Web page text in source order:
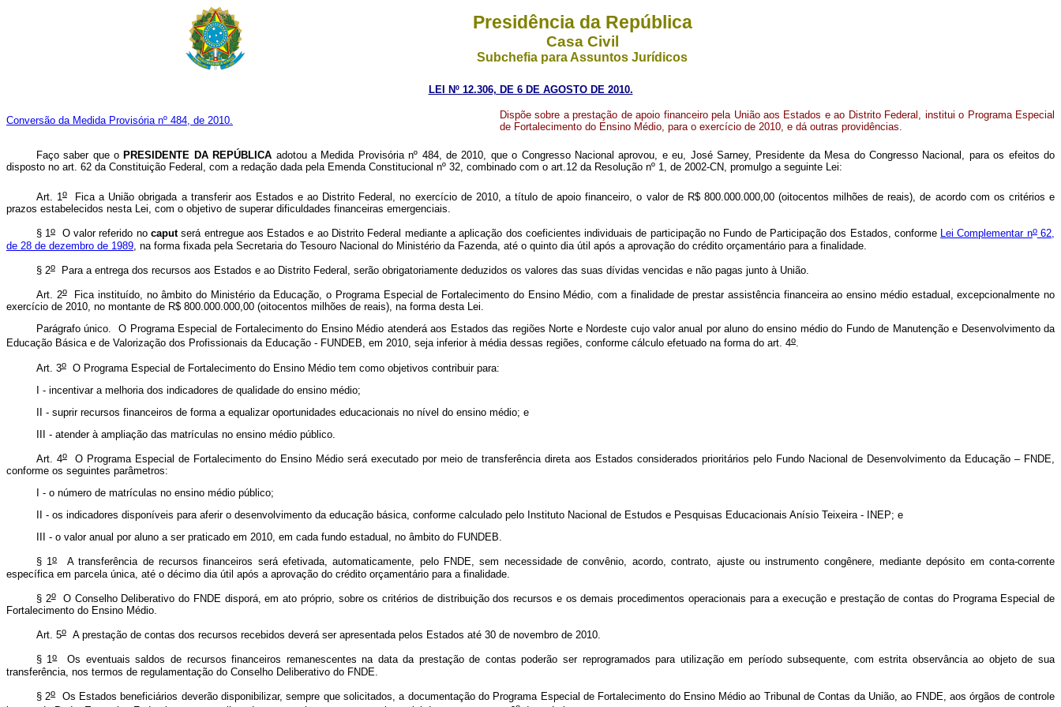
Presidência da República
Casa Civil
Subchefia para Assuntos Jurídicos
LEI Nº 12.306, DE 6 DE AGOSTO DE 2010.
Conversão da Medida Provisória nº 484, de 2010.
Dispõe sobre a prestação de apoio financeiro pela União aos Estados e ao Distrito Federal, institui o Programa Especial
de Fortalecimento do Ensino Médio, para o exercício de 2010, e dá outras providências.
Faço saber que o PRESIDENTE DA REPÚBLICA adotou a Medida Provisória nº 484, de 2010, que o Congresso Nacional aprovou, e eu, José Sarney, Presidente da Mesa do Congresso Nacional, para os efeitos do
disposto no art. 62 da Constituição Federal, com a redação dada pela Emenda Constitucional nº 32, combinado com o art.12 da Resolução nº 1, de 2002-CN, promulgo a seguinte Lei:
Art. 1oFica a União obrigada a transferir aos Estados e ao Distrito Federal, no exercício de 2010, a título de apoio financeiro, o valor de R$ 800.000.000,00 (oitocentos milhões de reais), de acordo com os critérios e
prazos estabelecidos nesta Lei, com o objetivo de superar dificuldades financeiras emergenciais.
§ 1o O valor referido no caputserá entregue aos Estados e ao Distrito Federal mediante a aplicação dos coeficientes individuais de participação no Fundo de Participação dos Estados, conforme Lei Complementar no62,
de 28 de dezembro de 1989 , na forma fixada pela Secretaria do Tesouro Nacional do Ministério da Fazenda, até o quinto dia útil após a aprovação do crédito orçamentário para a finalidade.
§ 2oPara a entrega dos recursos aos Estados e ao Distrito Federal, serão obrigatoriamente deduzidos os valores das suas dívidas vencidas e não pagas junto à União.
Art. 2oFica instituído, no âmbito do Ministério da Educação, o Programa Especial de Fortalecimento do Ensino Médio, com a finalidade de prestar assistência financeira ao ensino médio estadual, excepcionalmente no
exercício de 2010, no montante de R$ 800.000.000,00 (oitocentos milhões de reais), na forma desta Lei.
Parágrafo único. O Programa Especial de Fortalecimento do Ensino Médio atenderá aos Estados das regiões Norte e Nordeste cujo valor anual por aluno do ensino médio do Fundo de Manutenção e Desenvolvimento da
Educação Básica e de Valorização dos Profissionais da Educação - FUNDEB, em 2010, seja inferior à média dessas regiões, conforme cálculo efetuado na forma do art. 4o.
Art. 3oO Programa Especial de Fortalecimento do Ensino Médio tem como objetivos contribuir para:
I - incentivar a melhoria dos indicadores de qualidade do ensino médio;
II - suprir recursos financeiros de forma a equalizar oportunidades educacionais no nível do ensino médio; e
III - atender à ampliação das matrículas no ensino médio público.
Art. 4oO Programa Especial de Fortalecimento do Ensino Médio será executado por meio de transferência direta aos Estados considerados prioritários pelo Fundo Nacional de Desenvolvimento da Educação – FNDE,
conforme os seguintes parâmetros:
I - o número de matrículas no ensino médio público;
II - os indicadores disponíveis para aferir o desenvolvimento da educação básica, conforme calculado pelo Instituto Nacional de Estudos e Pesquisas Educacionais Anísio Teixeira - INEP; e
III - o valor anual por aluno a ser praticado em 2010, em cada fundo estadual, no âmbito do FUNDEB.
§ 1oA transferência de recursos financeiros será efetivada, automaticamente, pelo FNDE, sem necessidade de convênio, acordo, contrato, ajuste ou instrumento congênere, mediante depósito em conta-corrente
específica em parcela única, até o décimo dia útil após a aprovação do crédito orçamentário para a finalidade.
§ 2oO Conselho Deliberativo do FNDE disporá, em ato próprio, sobre os critérios de distribuição dos recursos e os demais procedimentos operacionais para a execução e prestação de contas do Programa Especial de
Fortalecimento do Ensino Médio.
Art. 5oA prestação de contas dos recursos recebidos deverá ser apresentada pelos Estados até 30 de novembro de 2010.
§ 1oOs eventuais saldos de recursos financeiros remanescentes na data da prestação de contas poderão ser reprogramados para utilização em período subsequente, com estrita observância ao objeto de sua
transferência, nos termos de regulamentação do Conselho Deliberativo do FNDE.
§ 2oOs Estados beneficiários deverão disponibilizar, sempre que solicitados, a documentação do Programa Especial de Fortalecimento do Ensino Médio ao Tribunal de Contas da União, ao FNDE, aos órgãos de controle